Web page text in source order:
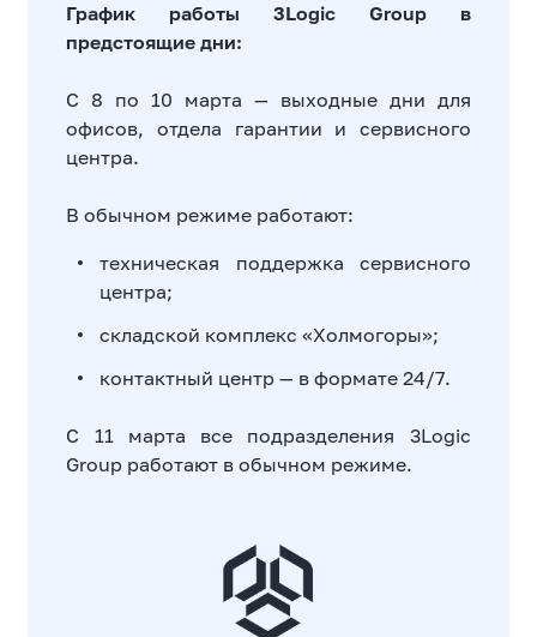
График работы 3Logic Group в
предстоящие дни:
С 8 по 10 марта — выходные дни для
офисов, отдела гарантии и сервисного
центра.
В обычном режиме работают:
техническая поддержка сервисного
центра;
складской комплекс «Холмогоры»;
контактный центр — в формате 24/7.
С 11 марта все подразделения 3Logic
Group работают в обычном режиме.